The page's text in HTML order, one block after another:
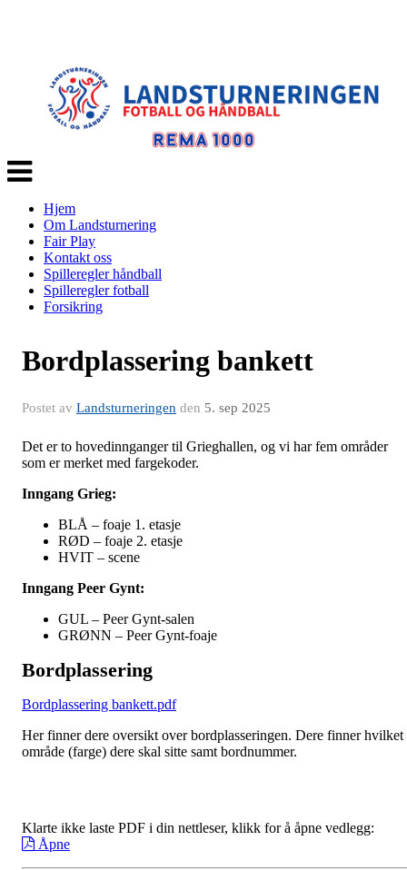
Veksle
navigasjon
Hjem
Om Landsturnering
Fair Play
Kontakt oss
Spilleregler håndball
Spilleregler fotball
Forsikring
Bordplassering bankett
Postet av Landsturneringen den 5. sep 2025
Det er to hovedinnganger til Grieghallen, og vi har fem områder
som er merket med fargekoder.
Inngang Grieg:
BLÅ – foaje 1. etasje
RØD – foaje 2. etasje
HVIT – scene
Inngang Peer Gynt:
GUL – Peer Gynt-salen
GRØNN – Peer Gynt-foaje
Bordplassering
Bordplassering bankett.pdf
Her finner dere oversikt over bordplasseringen. Dere finner hvilket
område (farge) dere skal sitte samt bordnummer.
Klarte ikke laste PDF i din nettleser, klikk for å åpne vedlegg:
Åpne